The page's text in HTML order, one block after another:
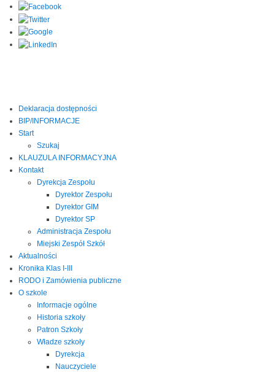
Deklaracja dostępności
BIP/INFORMACJE
Start
Szukaj
KLAUZULA INFORMACYJNA
Kontakt
Dyrekcja Zespołu
Dyrektor Zespołu
Dyrektor GIM
Dyrektor SP
Administracja Zespołu
Miejski Zespół Szkół
Aktualności
Kronika Klas I-III
RODO i Zamówienia publiczne
O szkole
Informacje ogólne
Historia szkoły
Patron Szkoły
Władze szkoły
Dyrekcja
Nauczyciele